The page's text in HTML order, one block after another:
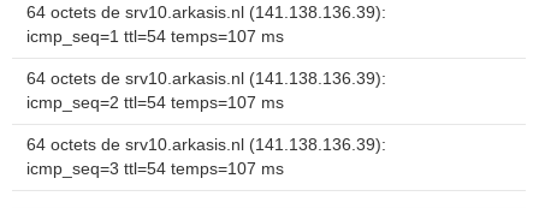
64 octets de srv10.arkasis.nl (141.138.136.39):
icmp_seq=1 ttl=54 temps=107 ms
64 octets de srv10.arkasis.nl (141.138.136.39):
icmp_seq=2 ttl=54 temps=107 ms
64 octets de srv10.arkasis.nl (141.138.136.39):
icmp_seq=3 ttl=54 temps=107 ms